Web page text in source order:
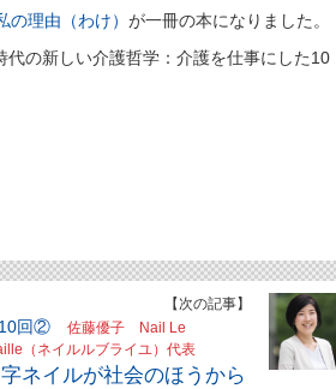
の理由（わけ）が一冊の本になりました。
代の新しい介護哲学：介護を仕事にした10
【次の記事】
10回②佐藤優子 Nail Le
（ネイルルブライユ）代表
ネイルが社会のほうから